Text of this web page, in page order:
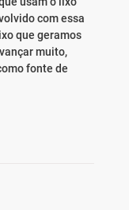
com essa
que geramos
muito,
fonte de